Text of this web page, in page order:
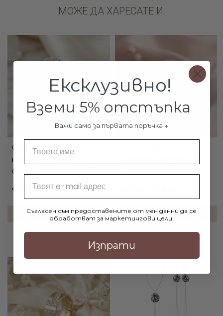
МОЖЕ ДА ХАРЕСАТЕ И:
Сребърен пръстен с
кристали от Sw® SP610
Crystal
€47.80 / 93.49лв.
ДОБАВИ В КОЛИЧКАТА ДОБАВИ В КОЛИЧКАТА
Ексклузивно!
Вземи 5% отстъпка
Важи само за първата поръчка ↓
Съгласен съм предоставените от мен данни да се
обработват за маркетингови цели.
Изпрати